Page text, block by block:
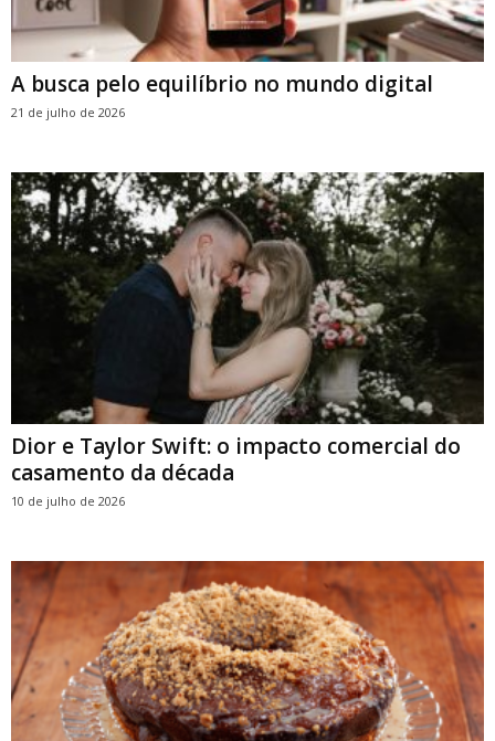
A busca pelo equilíbrio no mundo digital
21 de julho de 2026
Dior e Taylor Swift: o impacto comercial do
casamento da década
10 de julho de 2026